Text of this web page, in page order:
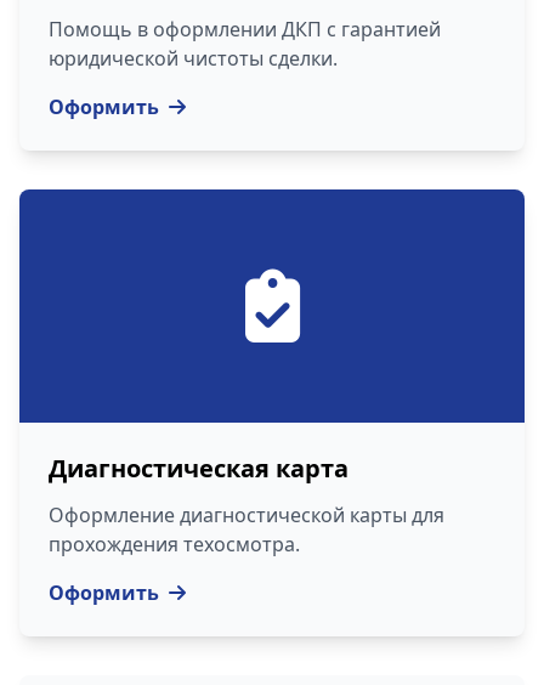
Помощь в оформлении ДКП с гарантией
юридической чистоты сделки.
Оформить
Диагностическая карта
Оформление диагностической карты для
прохождения техосмотра.
Оформить